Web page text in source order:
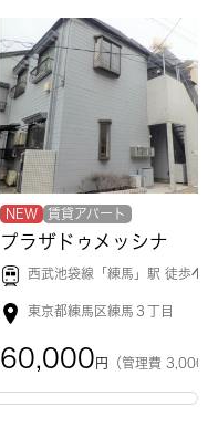
NEW 賃貸アパート
プラザドゥメッシナ
西武池袋線「練馬 」駅 徒歩4分
東京都練馬区練馬３丁目
60,000 円 （管理費 3,000